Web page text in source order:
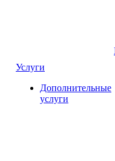
Услуги
Дополнительные
услуги